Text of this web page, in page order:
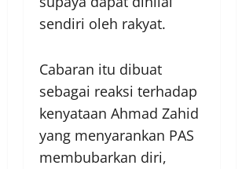
sendiri oleh rakyat.
Cabaran itu dibuat
sebagai reaksi terhadap
kenyataan Ahmad Zahid
yang menyarankan PAS
membubarkan diri,